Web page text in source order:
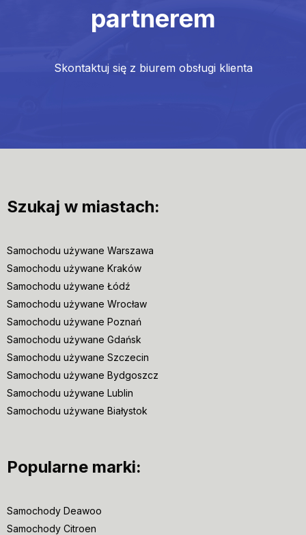
partnerem
Skontaktuj się z biurem obsługi klienta
Szukaj w miastach:
Samochodu używane Warszawa
Samochodu używane Kraków
Samochodu używane Łódź
Samochodu używane Wrocław
Samochodu używane Poznań
Samochodu używane Gdańsk
Samochodu używane Szczecin
Samochodu używane Bydgoszcz
Samochodu używane Lublin
Samochodu używane Białystok
Popularne marki:
Samochody Deawoo
Samochody Citroen